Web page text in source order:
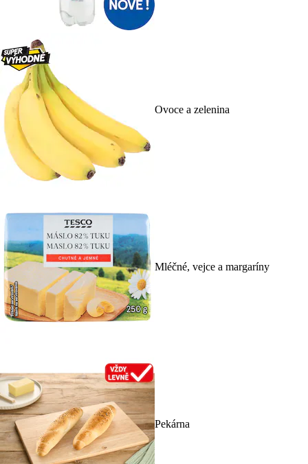
Ovoce a zelenina
Mléčné, vejce a margaríny
Pekárna